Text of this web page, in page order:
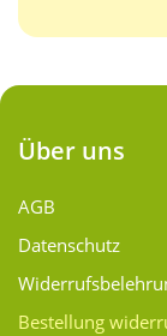
Über uns
AGB
Datenschutz
Bestellung